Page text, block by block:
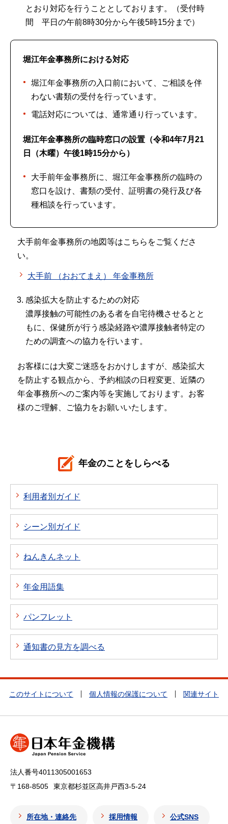
とおり対応を行うこととしております。（受付時
間 平日の午前8時30分から午後5時15分まで）
堀江年金事務所における対応
堀江年金事務所の入口前において、ご相談を伴
わない書類の受付を行っています。
電話対応については、通常通り行っています。
堀江年金事務所の臨時窓口の設置（令和4年7月21
日（木曜）午後1時15分から）
大手前年金事務所に、堀江年金事務所の臨時の
窓口を設け、書類の受付、証明書の発行及び各
種相談を行っています。
大手前年金事務所の地図等はこちらをご覧くださ
い。
大手前 （おおてまえ） 年金事務所
感染拡大を防止するための対応
濃厚接触の可能性のある者を自宅待機させるとと
もに、保健所が行う感染経路や濃厚接触者特定の
ための調査への協力を行います。
お客様には大変ご迷惑をおかけしますが、感染拡大
を防止する観点から、予約相談の日程変更、近隣の
年金事務所へのご案内等を実施しております。お客
様のご理解、ご協力をお願いいたします。
年金のことをしらべる
利用者別ガイド
シーン別ガイド
ねんきんネット
年金用語集
パンフレット
通知書の見方を調べる
このサイトについて 個人情報の保護について 関連サイト
法人番号4011305001653
〒168-8505
東京都杉並区高井戸西3-5-24
所在地・連絡先 採用情報 公式SNS